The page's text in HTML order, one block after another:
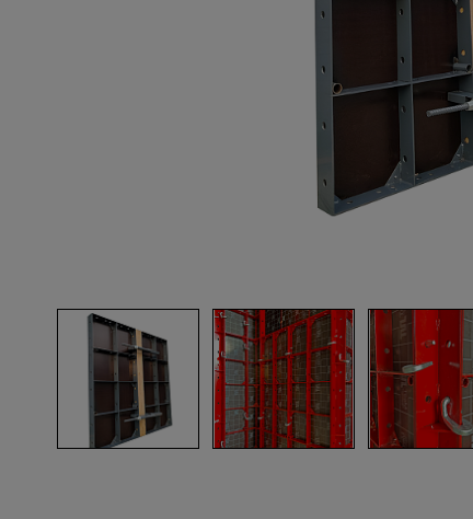
Тачки строительные и садовые
Лестницы и стремянки
Штукатурные комплекты
Тепловые пушки
Металл и металлообработка